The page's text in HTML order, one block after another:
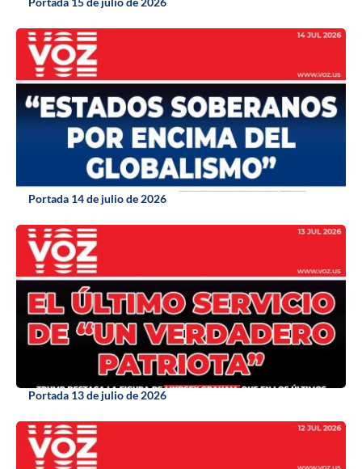
Portada 14 de julio de 2026
Portada 13 de julio de 2026